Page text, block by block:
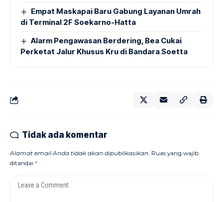
Empat Maskapai Baru Gabung Layanan Umrah
di Terminal 2F Soekarno-Hatta
Alarm Pengawasan Berdering, Bea Cukai
Perketat Jalur Khusus Kru di Bandara Soetta
Tidak ada komentar
Alamat email Anda tidak akan dipublikasikan. Ruas yang wajib
ditandai *